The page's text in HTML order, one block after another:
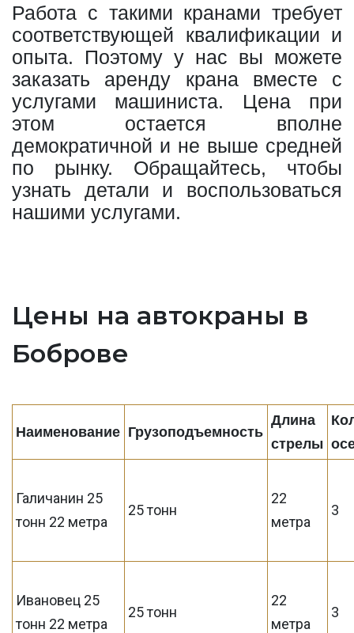
Работа с такими кранами требует
соответствующей квалификации и
опыта. Поэтому у нас вы можете
заказать аренду крана вместе с
услугами машиниста. Цена при
этом остается вполне
демократичной и не выше средней
по рынку. Обращайтесь, чтобы
узнать детали и воспользоваться
нашими услугами.
Цены на автокраны в
Боброве
Наименование Грузоподъемность
Длина
стрелы
Галичанин 25
тонн 22 метра
25 тонн
22
метра
3
Ивановец 25
тонн 22 метра
25 тонн
22
метра
3